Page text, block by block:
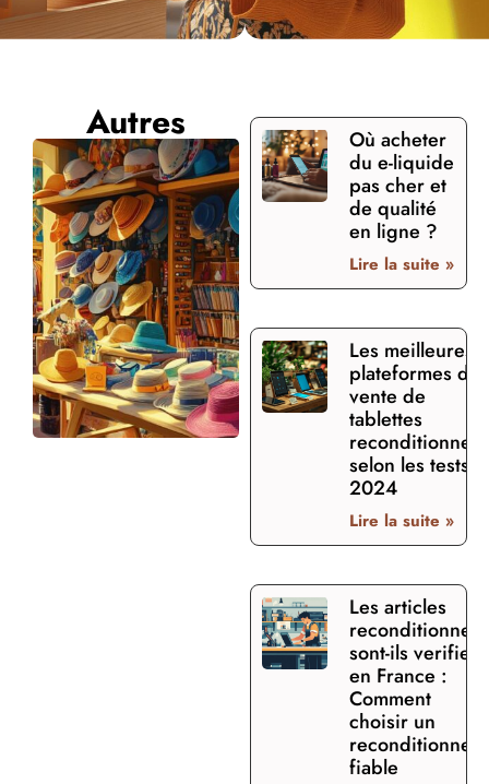
Autres
Où acheter
du e-liquide
pas cher et
de qualité
en ligne ?
Lire la suite »
Les meilleures
plateformes de
vente de
tablettes
selon les tests
2024
Lire la suite »
Les articles
reconditionnes
sont-ils verifies
en France :
Comment
choisir un
fiable